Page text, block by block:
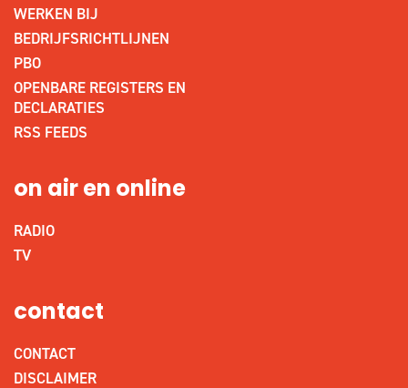
WERKEN BIJ
BEDRIJFSRICHTLIJNEN
PBO
OPENBARE REGISTERS EN
DECLARATIES
RSS FEEDS
on air en online
RADIO
TV
contact
CONTACT
DISCLAIMER